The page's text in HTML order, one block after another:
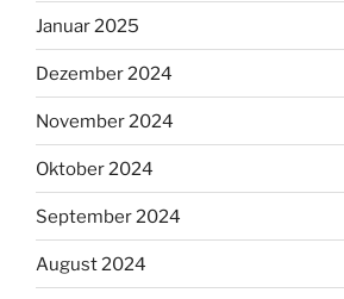
Januar 2025
Dezember 2024
November 2024
Oktober 2024
September 2024
August 2024